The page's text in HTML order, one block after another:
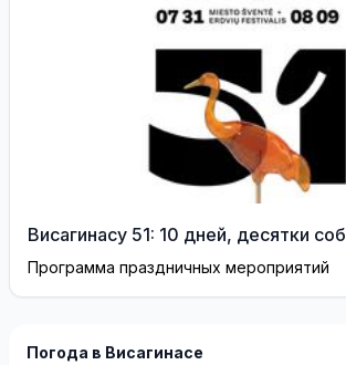
Висагинасу 51: 10 дней, десятки
Программа праздничных мероприятий
Погода в Висагинасе